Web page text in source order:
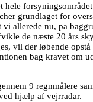
hele
grundlaget for
allerede nu, på
de næste 20 års
vil der løbende
bag kravet om
9 regnmålere
hjælp af vejrradar.